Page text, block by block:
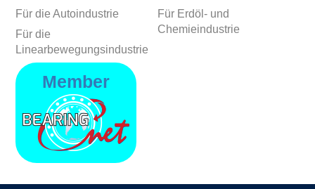
Für die Autoindustrie
Für Erdöl- und
Chemieindustrie
Für die
Linearbewegungsindustrie
Member